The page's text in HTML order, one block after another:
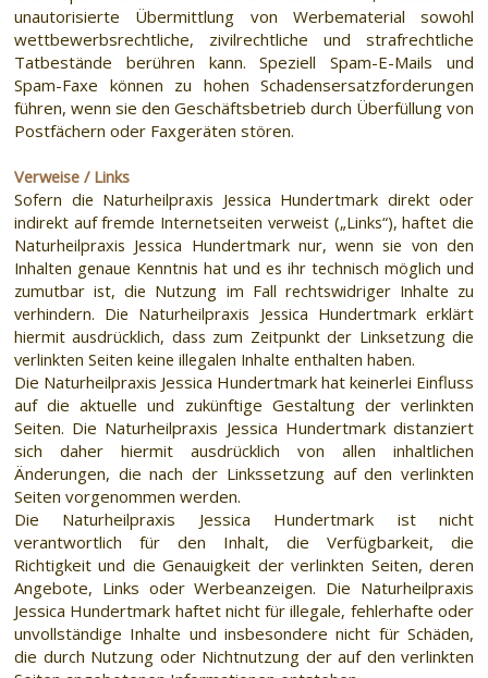
unautorisierte Übermittlung von Werbematerial sowohl
wettbewerbsrechtliche, zivilrechtliche und strafrechtliche
Tatbestände berühren kann. Speziell Spam-E-Mails und
Spam-Faxe können zu hohen Schadensersatzforderungen
führen, wenn sie den Geschäftsbetrieb durch Überfüllung von
Postfächern oder Faxgeräten stören.
Verweise / Links
Sofern die Naturheilpraxis Jessica Hundertmark direkt oder
indirekt auf fremde Internetseiten verweist („Links“), haftet die
Naturheilpraxis Jessica Hundertmark nur, wenn sie von den
Inhalten genaue Kenntnis hat und es ihr technisch möglich und
zumutbar ist, die Nutzung im Fall rechtswidriger Inhalte zu
verhindern. Die Naturheilpraxis Jessica Hundertmark erklärt
hiermit ausdrücklich, dass zum Zeitpunkt der Linksetzung die
verlinkten Seiten keine illegalen Inhalte enthalten haben.
Die Naturheilpraxis Jessica Hundertmark hat keinerlei Einfluss
auf die aktuelle und zukünftige Gestaltung der verlinkten
Seiten. Die Naturheilpraxis Jessica Hundertmark distanziert
sich daher hiermit ausdrücklich von allen inhaltlichen
Änderungen, die nach der Linkssetzung auf den verlinkten
Seiten vorgenommen werden.
Die Naturheilpraxis Jessica Hundertmark ist nicht
verantwortlich für den Inhalt, die Verfügbarkeit, die
Richtigkeit und die Genauigkeit der verlinkten Seiten, deren
Angebote, Links oder Werbeanzeigen. Die Naturheilpraxis
Jessica Hundertmark haftet nicht für illegale, fehlerhafte oder
unvollständige Inhalte und insbesondere nicht für Schäden,
die durch Nutzung oder Nichtnutzung der auf den verlinkten